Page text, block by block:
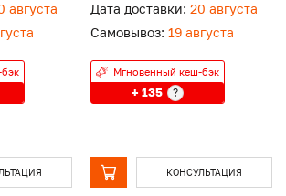
августа
Дата доставки: 20 августа
Самовывоз: 19 августа
Мгновенный кеш-бэк
+ 135 ?
КОНСУЛЬТАЦИЯ